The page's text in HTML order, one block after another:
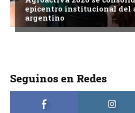
epicentro institucional del
argentino
Seguinos en Redes